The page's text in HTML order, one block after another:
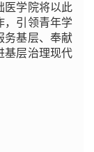
医学院将以此
，引领青年学
务基层、奉献
基层治理现代